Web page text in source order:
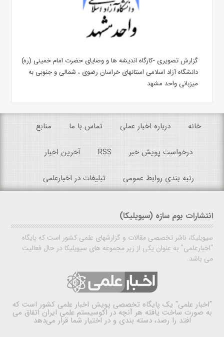
گزارش تصویری -کارگاه اندیشه ها و وصایای حضرت امام خمینی (ره)
دانشگاه آزاد اسلامی استانهای خراسان رضوی ، شمالی و جنوبی به
میزبانی واحد مشهد
خانه درباره اخبار عملی تماس با ما منابع
درخواست پویش خبر RSS آخرین اخبار
رتبه بندی روابط عمومی تبلیغات در اخبارعلمی
انتشارات بوم سازه (سیویلیکا)
سیویلیکا، ناشر تخصصی مقالات و گزارشهای علمی کشور است که پایگاه
"اخبارعلمی" به عنوان یکی از زیر مجموعه های سیویلیکا در حال فعالیت
می باشد.
"اخبار علمی" یک پایگاه تخصصی پویش اخبار علمی کشور است که
به صورت ساخت یافته هر آنچه در اکوسیستم علمی ایران اتفاق می
افتد را رصد، دسته بندی و در اختیار شما قرار می‌دهد